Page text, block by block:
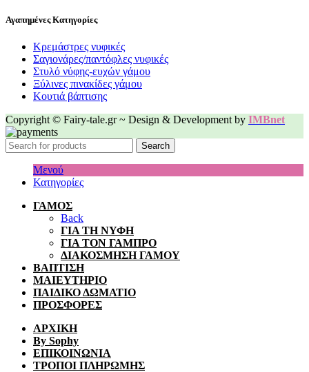
Αγαπημένες Κατηγορίες
Κρεμάστρες νυφικές
Σαγιονάρες/παντόφλες νυφικές
Στυλό νύφης-ευχών γάμου
Ξύλινες πινακίδες γάμου
Κουτιά βάπτισης
Copyright © Fairy-tale.gr ~ Design & Development by IMBnet
Search
Μενού
Κατηγορίες
ΓΑΜΟΣ
Back
ΓΙΑ ΤΗ ΝΥΦΗ
ΓΙΑ ΤΟΝ ΓΑΜΠΡΟ
ΔΙΑΚΟΣΜΗΣΗ ΓΑΜΟΥ
ΒΑΠΤΙΣΗ
ΜΑΙΕΥΤΗΡΙΟ
ΠΑΙΔΙΚΟ ΔΩΜΑΤΙΟ
ΠΡΟΣΦΟΡΕΣ
ΑΡΧΙΚΗ
By Sophy
ΕΠΙΚΟΙΝΩΝΙΑ
ΤΡΟΠΟΙ ΠΛΗΡΩΜΗΣ